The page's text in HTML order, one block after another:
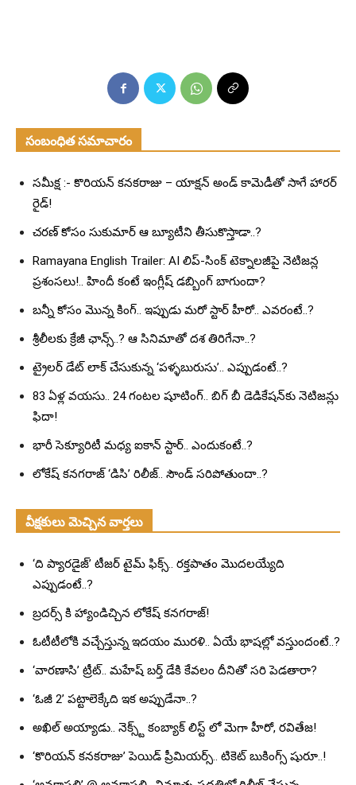
సంబంధిత సమాచారం
సమీక్ష :- కొరియన్ కనకరాజు – యాక్షన్ అండ్ కామెడీతో సాగే హారర్
రైడ్!
చరణ్ కోసం సుకుమార్ ఆ బ్యూటీని తీసుకొస్తాడా..?
Ramayana English Trailer: AI లిప్-సింక్ టెక్నాలజీపై నెటిజన్ల
ప్రశంసలు!.. హిందీ కంటే ఇంగ్లీష్ డబ్బింగ్ బాగుందా?
బన్నీ కోసం మొన్న కింగ్.. ఇప్పుడు మరో స్టార్ హీరో.. ఎవరంటే..?
శ్రీలీలకు క్రేజీ ఛాన్స్..? ఆ సినిమాతో దశ తిరిగేనా..?
ట్రైలర్ డేట్ లాక్ చేసుకున్న ‘పళ్ళబురుసు’.. ఎప్పుడంటే..?
83 ఏళ్ల వయసు.. 24 గంటల షూటింగ్.. బిగ్ బీ డెడికేషన్‌కు నెటిజన్లు
ఫిదా!
భారీ సెక్యూరిటీ మధ్య ఐకాన్ స్టార్.. ఎందుకంటే..?
లోకేష్ కనగరాజ్ ‘డిసి’ రిలీజ్.. సౌండ్ సరిపోతుందా..?
వీక్షకులు మెచ్చిన వార్తలు
‘ది ప్యారడైజ్’ టీజర్ టైమ్ ఫిక్స్.. రక్తపాతం మొదలయ్యేది
ఎప్పుడంటే..?
బ్రదర్స్ కి హ్యాండిచ్చిన లోకేష్ కనగరాజ్!
ఓటీటీలోకి వచ్చేస్తున్న ఇదయం మురళి.. ఏయే భాషల్లో వస్తుందంటే..?
‘వారణాసి’ ట్రీట్.. మహేష్ బర్త్ డేకి కేవలం దీనితో సరి పెడతారా?
‘ఓజీ 2’ పట్టాలెక్కేది ఇక అప్పుడేనా..?
అఖిల్ అయ్యాడు.. నెక్స్ట్ కంబ్యాక్ లిస్ట్ లో మెగా హీరో, రవితేజ!
‘కొరియన్ కనకరాజు’ పెయిడ్ ప్రీమియర్స్.. టికెట్ బుకింగ్స్ షురూ..!